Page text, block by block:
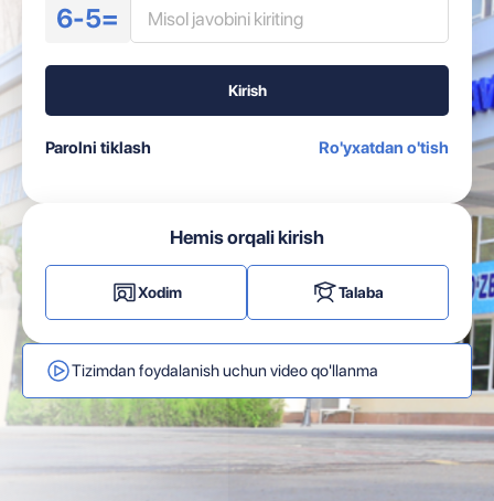
6-5=
Kirish
Parolni tiklash Ro'yxatdan o'tish
Hemis orqali kirish
Xodim Talaba
Tizimdan foydalanish uchun video qo'llanma